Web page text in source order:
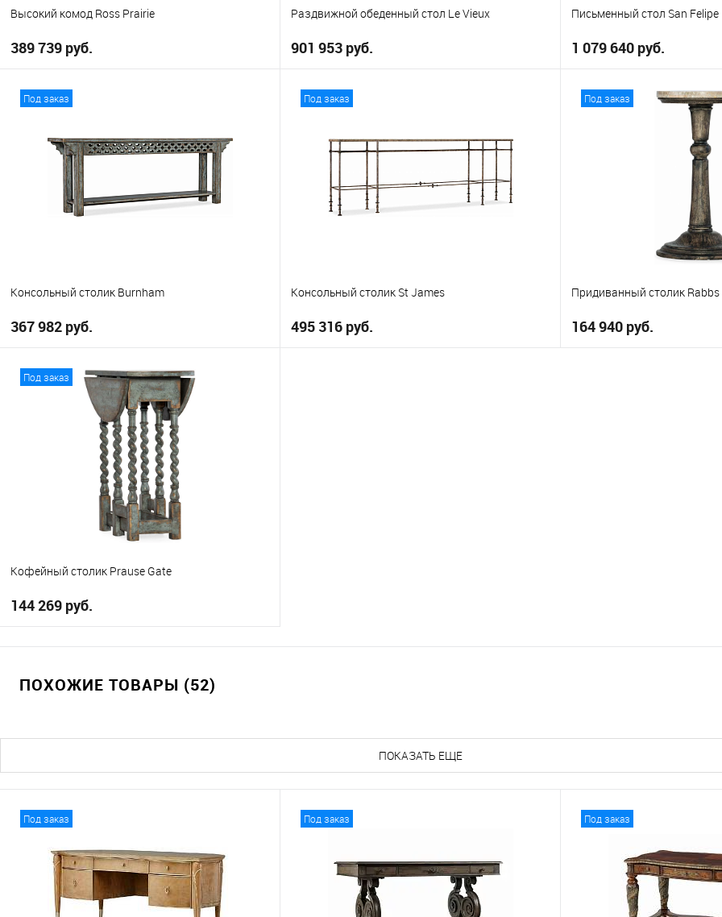
Высокий комод Ross Prairie
389 739 руб.
В избранное
Раздвижной обеденный стол Le Vieux
901 953 руб.
В избранное
Письменный стол San Felipe
1 079 640 руб.
В
Под заказ
Консольный столик Burnham
367 982 руб.
В корзину
Под заказ
Консольный столик St James
495 316 руб.
Под заказ
Придиванный столик Rabbs
164 940 руб.
Под заказ
Кофейный столик Prause Gate
144 269 руб.
В корзину
ПОХОЖИЕ ТОВАРЫ (52)
ПОКАЗАТЬ ЕЩЕ
Под заказ Под заказ Под заказ